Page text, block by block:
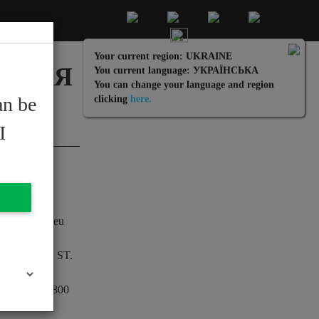
Your current region: UKRAINE
You current language: УКРАЇНСЬКA
You can change your language and region
clicking here.
ДЛЯ
у
суд для М. ST.
800
be